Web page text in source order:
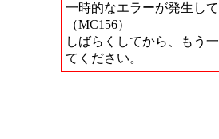
一時的なエラーが発生して
（MC156）
しばらくしてから、もう
てください。